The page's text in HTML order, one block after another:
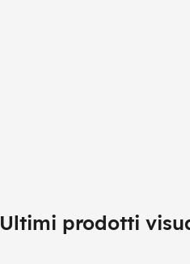
Ultimi prodotti